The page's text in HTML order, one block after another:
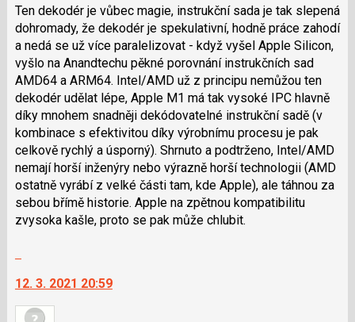
použít
i
klávesy
N
pro
následující
a
P
pro
předchozí
nový
názor
Ten dekodér je vůbec magie, instrukční sada je tak slepená
dohromady, že dekodér je spekulativní, hodně práce zahodí
a nedá se už více paralelizovat - když vyšel Apple Silicon,
vyšlo na Anandtechu pěkné porovnání instrukčních sad
AMD64 a ARM64. Intel/AMD už z principu nemůžou ten
dekodér udělat lépe, Apple M1 má tak vysoké IPC hlavně
díky mnohem snadněji dekódovatelné instrukční sadě (v
kombinace s efektivitou díky výrobnímu procesu je pak
celkově rychlý a úsporný). Shrnuto a podtrženo, Intel/AMD
nemají horší inženýry nebo výrazně horší technologii (AMD
ostatně vyrábí z velké části tam, kde Apple), ale táhnou za
sebou břímě historie. Apple na zpětnou kompatibilitu
zvysoka kašle, proto se pak může chlubit.
další
nový
12. 3. 2021 20:59